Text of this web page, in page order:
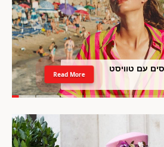
פריטי פסים עם טוויסט
Read More